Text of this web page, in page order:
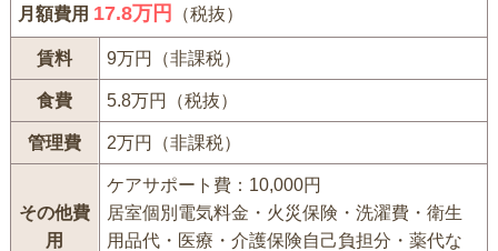
月額費用 17.8万円 （税抜）
賃料 9万円（非課税）
食費 5.8万円（税抜）
管理費 2万円（非課税）
その他費
用
ケアサポート費：10,000円
居室個別電気料金・火災保険・洗濯費・衛生
用品代・医療・介護保険自己負担分・薬代な